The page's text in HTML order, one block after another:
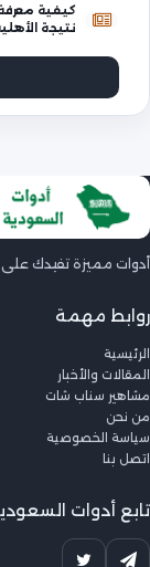
كيفية
نتيجة
أدوات مميزة تفيدك على
روابط مهمة
الرئيسية
المقالات والأخبار
مشاهير سناب شات
من نحن
سياسة الخصوصية
اتصل بنا
تابع أدوات